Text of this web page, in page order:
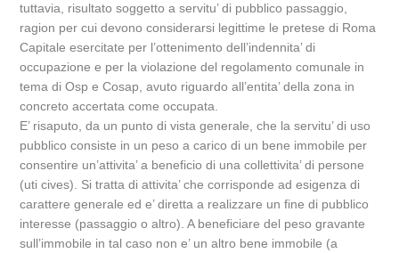
tuttavia, risultato soggetto a servitu’ di pubblico passaggio,
ragion per cui devono considerarsi legittime le pretese di Roma
Capitale esercitate per l’ottenimento dell’indennita’ di
occupazione e per la violazione del regolamento comunale in
tema di Osp e Cosap, avuto riguardo all’entita’ della zona in
concreto accertata come occupata.
E’ risaputo, da un punto di vista generale, che la servitu’ di uso
pubblico consiste in un peso a carico di un bene immobile per
consentire un’attivita’ a beneficio di una collettivita’ di persone
(uti cives). Si tratta di attivita’ che corrisponde ad esigenza di
carattere generale ed e’ diretta a realizzare un fine di pubblico
interesse (passaggio o altro). A beneficiare del peso gravante
sull’immobile in tal caso non e’ un altro bene immobile (a